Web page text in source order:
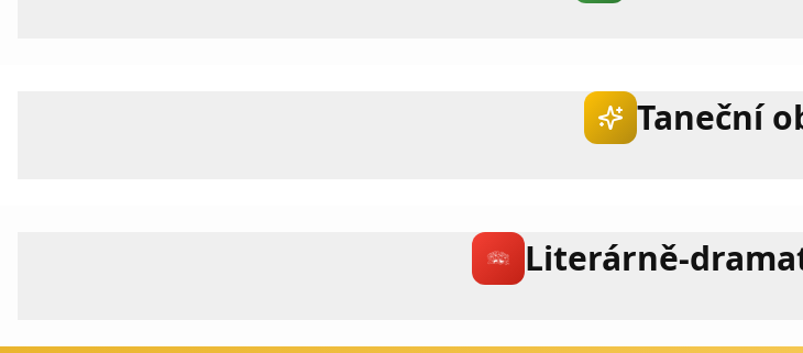
Taneční
Literárně-